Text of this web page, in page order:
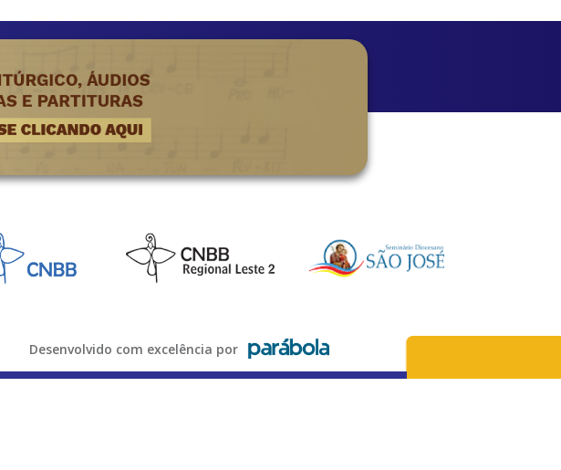
com excelência por